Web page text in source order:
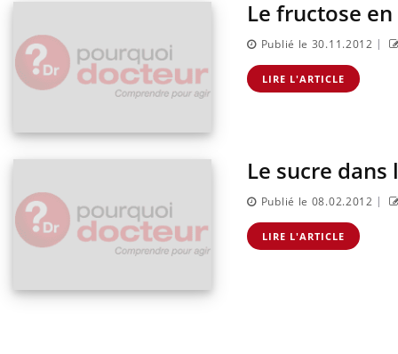
Le fructose
Publié le 30.11.2012 |
LIRE L'ARTICLE
Le sucre
Publié le 08.02.2012 |
LIRE L'ARTICLE